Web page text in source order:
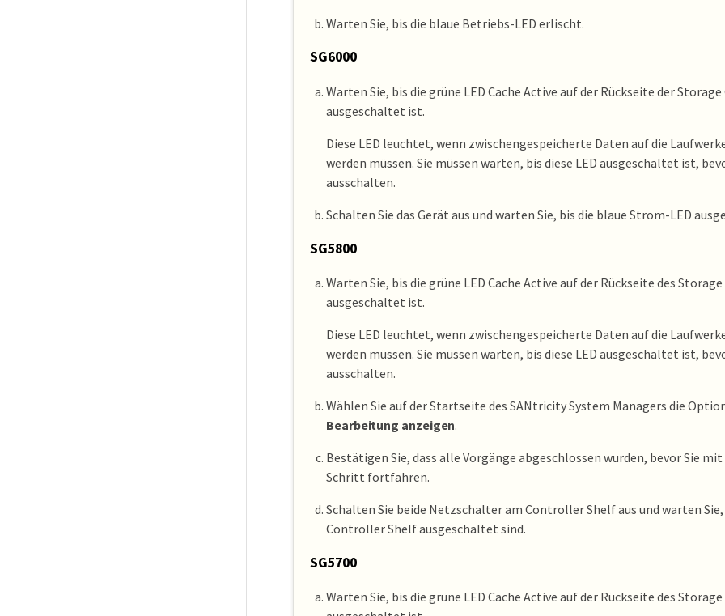
Warten Sie, bis die blaue Betriebs-LED erlischt.
SG6000
Warten Sie, bis die grüne LED Cache Active auf der Rückseite der
ausgeschaltet ist.
Diese LED leuchtet, wenn zwischengespeicherte Daten auf die
werden müssen. Sie müssen warten, bis diese LED ausgeschaltet ist,
ausschalten.
Schalten Sie das Gerät aus und warten Sie, bis die blaue Strom-LED
SG5800
Warten Sie, bis die grüne LED Cache Active auf der Rückseite des
ausgeschaltet ist.
Diese LED leuchtet, wenn zwischengespeicherte Daten auf die
werden müssen. Sie müssen warten, bis diese LED ausgeschaltet ist,
ausschalten.
Wählen Sie auf der Startseite des SANtricity System Managers die
Bearbeitung anzeigen.
Bestätigen Sie, dass alle Vorgänge abgeschlossen wurden, bevor Sie
Schritt fortfahren.
Schalten Sie beide Netzschalter am Controller Shelf aus und warten Sie,
Controller Shelf ausgeschaltet sind.
SG5700
Warten Sie, bis die grüne LED Cache Active auf der Rückseite des